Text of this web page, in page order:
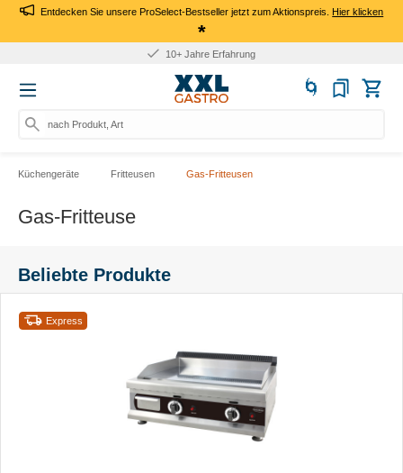
Entdecken Sie unsere ProSelect-Bestseller jetzt zum Aktionspreis.Hier klicken
*
10+ Jahre Erfahrung
nach Produkt, Art.-Nr., Mar
Küchengeräte Fritteusen Gas-Fritteusen
Gas-Fritteuse
Beliebte Produkte
Express